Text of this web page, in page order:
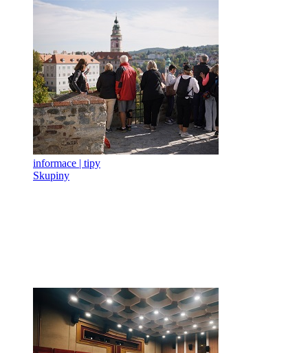
informace | tipy
Skupiny